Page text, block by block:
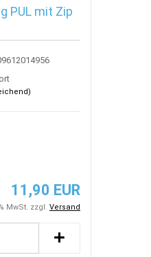
Wasch- und Pflegemittel
PUL mit Zip
11,90 EUR
MwSt. zzgl. Versand